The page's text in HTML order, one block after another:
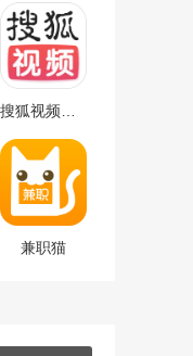
兼职猫